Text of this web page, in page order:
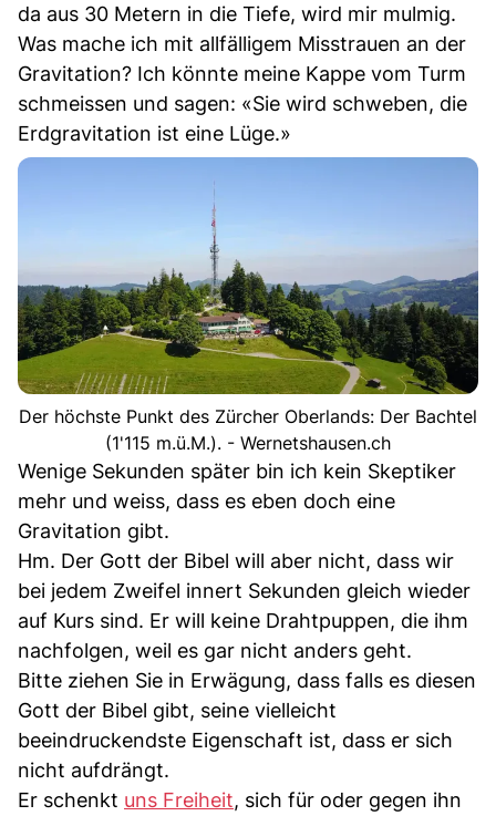
da aus 30 Metern in die Tiefe, wird mir mulmig.
Was mache ich mit allfälligem Misstrauen an der
Gravitation? Ich könnte meine Kappe vom Turm
schmeissen und sagen: «Sie wird schweben, die
Erdgravitation ist eine Lüge.»
Der höchste Punkt des Zürcher Oberlands: Der Bachtel
(1'115 m.ü.M.). - Wernetshausen.ch
Wenige Sekunden später bin ich kein Skeptiker
mehr und weiss, dass es eben doch eine
Gravitation gibt.
Hm. Der Gott der Bibel will aber nicht, dass wir
bei jedem Zweifel innert Sekunden gleich wieder
auf Kurs sind. Er will keine Drahtpuppen, die ihm
nachfolgen, weil es gar nicht anders geht.
Bitte ziehen Sie in Erwägung, dass falls es diesen
Gott der Bibel gibt, seine vielleicht
beeindruckendste Eigenschaft ist, dass er sich
nicht aufdrängt.
Er schenkt uns Freiheit, sich für oder gegen ihn